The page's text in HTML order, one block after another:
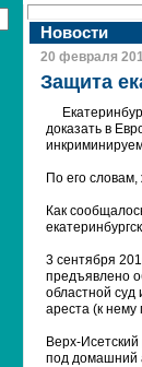
Новости
20 февраля
Защита
доказать в
По его
Как
3 сентября
предъявлено
областной
ареста (к
Верх-
под домашний